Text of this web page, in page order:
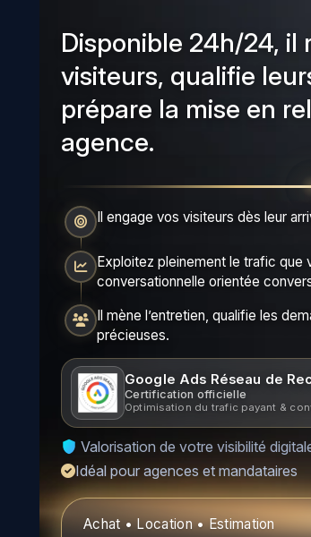
Disponible 24h/24, il
visiteurs, qualifie
prépare la mise en
agence.
Il engage vos visiteurs dès leur
Exploitez pleinement le trafic que
conversationnelle orientée
Il mène l’entretien, qualifie les
précieuses.
Google Ads Réseau de
Certification officielle
Optimisation du trafic payant &
Valorisation de votre visibilité
Idéal pour agences et mandataires
Achat • Location • Estimation